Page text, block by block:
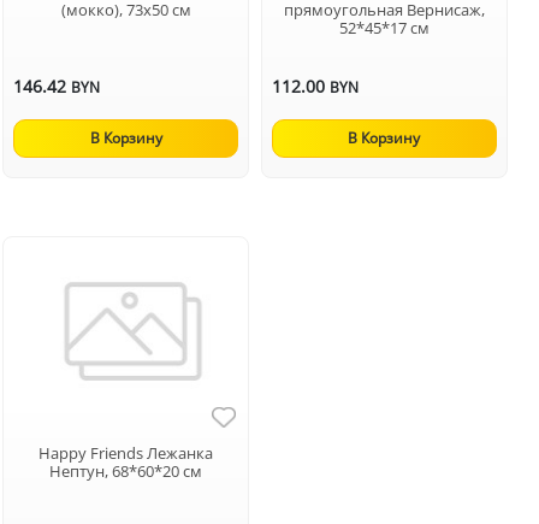
(мокко), 73х50 см
146.42 BYN
В Корзину
прямоугольная Вернисаж,
52*45*17 см
112.00 BYN
В Корзину
Happy Friends Лежанка
Нептун, 68*60*20 см